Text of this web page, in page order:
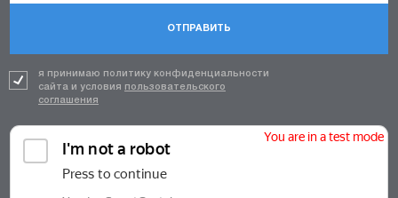
ОТПРАВИТЬ
я принимаю политику конфиденциальности
сайта и условия пользовательского
соглашения